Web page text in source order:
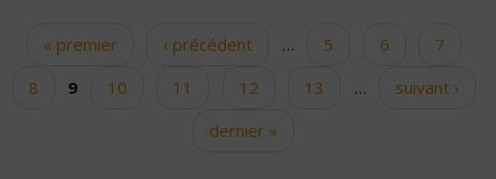
Pages« premier ‹ précédent … 5 6
7
8
9 10 11 12 13 …
suivant ›
dernier »